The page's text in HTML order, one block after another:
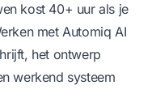
kost 40+ uur als je
met Automiq AI
het ontwerp
werkend systeem